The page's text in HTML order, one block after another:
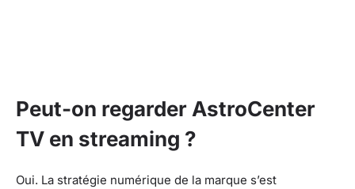
Peut-on regarder AstroCenter
TV en streaming ?
Oui. La stratégie numérique de la marque s’est